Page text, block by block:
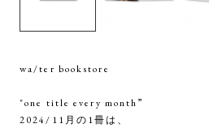
wa/ter bookstore
"one title every month”
2024/11月の1冊は、